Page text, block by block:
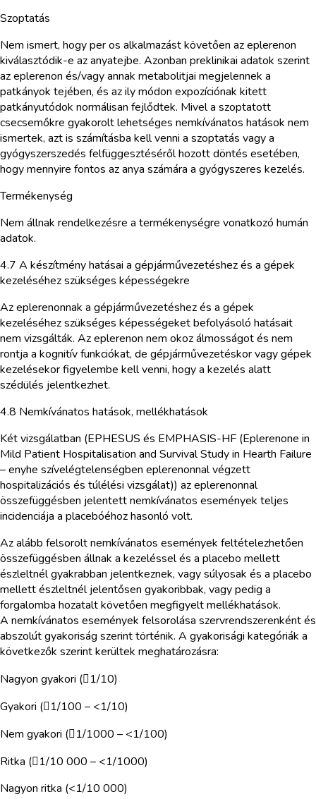
Szoptatás
Nem ismert, hogy per os alkalmazást követően az eplerenon
kiválasztódik-e az anyatejbe. Azonban preklinikai adatok szerint
az eplerenon és/vagy annak metabolitjai megjelennek a
patkányok tejében, és az ily módon expozíciónak kitett
patkányutódok normálisan fejlődtek. Mivel a szoptatott
csecsemőkre gyakorolt lehetséges nemkívánatos hatások nem
ismertek, azt is számításba kell venni a szoptatás vagy a
gyógyszerszedés felfüggesztéséről hozott döntés esetében,
hogy mennyire fontos az anya számára a gyógyszeres kezelés.
Termékenység
Nem állnak rendelkezésre a termékenységre vonatkozó humán
adatok.
4.7 A készítmény hatásai a gépjárművezetéshez és a gépek
kezeléséhez szükséges képességekre
Az eplerenonnak a gépjárművezetéshez és a gépek
kezeléséhez szükséges képességeket befolyásoló hatásait
nem vizsgálták. Az eplerenon nem okoz álmosságot és nem
rontja a kognitív funkciókat, de gépjárművezetéskor vagy gépek
kezelésekor figyelembe kell venni, hogy a kezelés alatt
szédülés jelentkezhet.
4.8 Nemkívánatos hatások, mellékhatások
Két vizsgálatban (EPHESUS és EMPHASIS-HF (Eplerenone in
Mild Patient Hospitalisation and Survival Study in Hearth Failure
– enyhe szívelégtelenségben eplerenonnal végzett
hospitalizációs és túlélési vizsgálat)) az eplerenonnal
összefüggésben jelentett nemkívánatos események teljes
incidenciája a placebóéhoz hasonló volt.
Az alább felsorolt nemkívánatos események feltételezhetően
összefüggésben állnak a kezeléssel és a placebo mellett
észleltnél gyakrabban jelentkeznek, vagy súlyosak és a placebo
mellett észleltnél jelentősen gyakoribbak, vagy pedig a
forgalomba hozatalt követően megfigyelt mellékhatások.
A nemkívánatos események felsorolása szervrendszerenként és
abszolút gyakoriság szerint történik. A gyakorisági kategóriák a
következők szerint kerültek meghatározásra:
Nagyon gyakori (1/10)
Gyakori (1/100 – <1/10)
Nem gyakori (1/1000 – <1/100)
Ritka (1/10 000 – <1/1000)
Nagyon ritka (<1/10 000)